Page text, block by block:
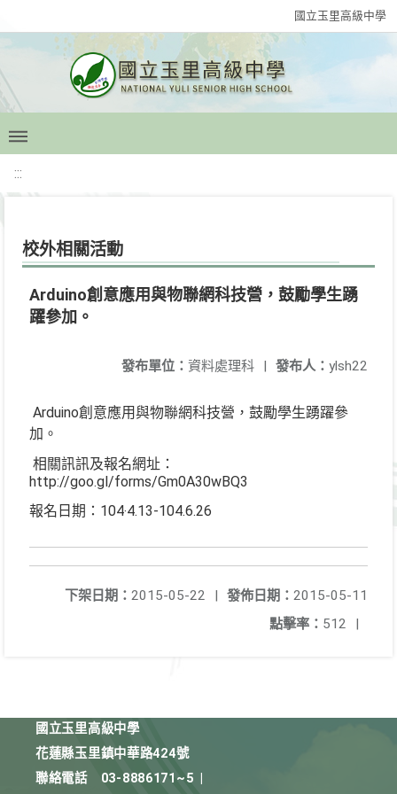
國立玉里高級中學
:::
校外相關活動
Arduino創意應用與物聯網科技營，鼓勵學生踴
躍參加。
發布人： ylsh22
發布單位： 資料處理科 |
Arduino創意應用與物聯網科技營，鼓勵學生踴躍參
加。
相關訊訊及報名網址：
http://goo.gl/forms/Gm0A30wBQ3
報名日期：104‧4.13-104.6.26
發佈日期： 2015-05-11
下架日期： 2015-05-22
|
點擊率： 512 |
國立玉里高級中學
花蓮縣玉里鎮中華路424號
聯絡電話
03-8886171~5